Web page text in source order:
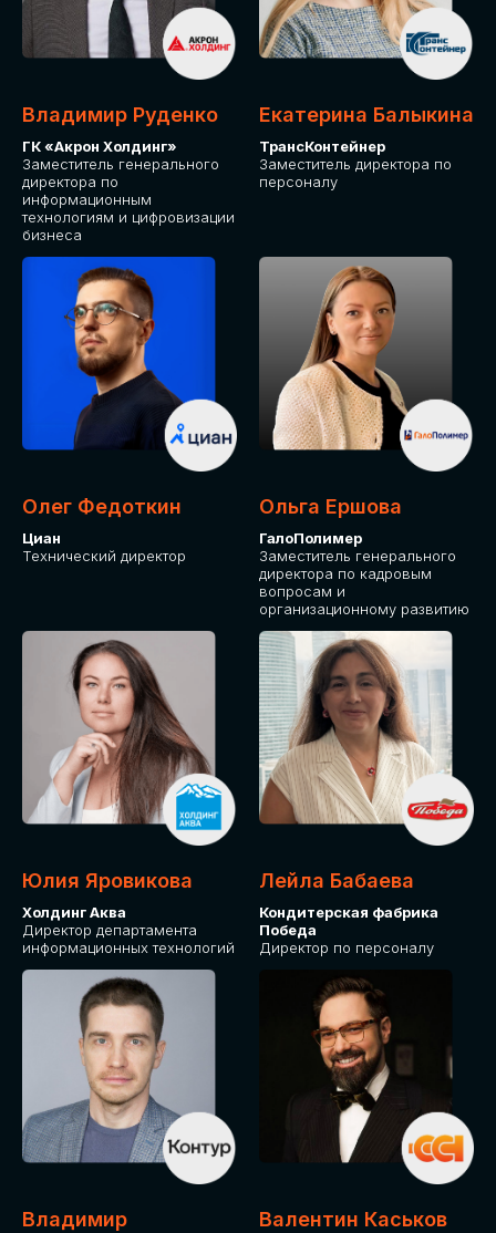
Владимир Руденко
ГК «Акрон Холдинг»
Заместитель генерального
директора по
информационным
технологиям и цифровизации
бизнеса
Екатерина Балыкина
ТрансКонтейнер
Заместитель директора по
персоналу
Олег Федоткин
Циан
Технический директор
Ольга Ершова
ГалоПолимер
Заместитель генерального
директора по кадровым
вопросам и
организационному развитию
Юлия Яровикова
Холдинг Аква
Директор департамента
информационных технологий
Лейла Бабаева
Кондитерская фабрика
Победа
Директор по персоналу
Владимир
Валентин Каськов